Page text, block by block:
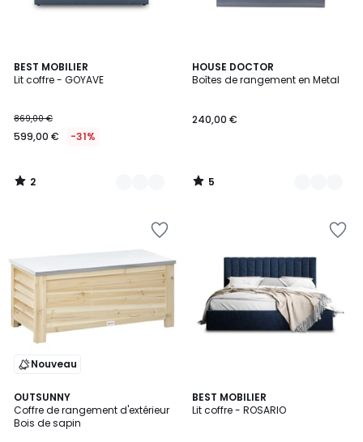
BEST MOBILIER
Lit coffre - GOYAVE
869,00 €
599,00 € -31%
2
/
6
Couleurs
2
/
HOUSE DOCTOR
Boîtes de rangement en Metal
240,00 €
5
/
2
Couleurs
5
/
Nouveau
OUTSUNNY
Coffre de rangement d'extérieur
Bois de sapin
BEST MOBILIER
Lit coffre - ROSARIO
4
Couleurs